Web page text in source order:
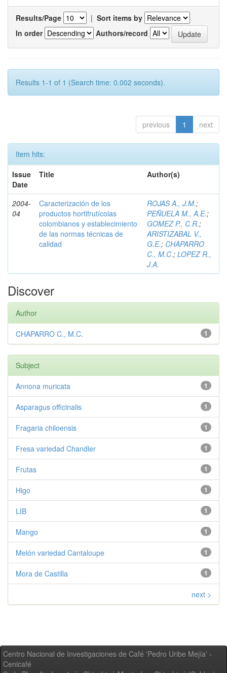
Results/Page | Sort items by
In order
Authors/record
Results 1-1 of 1 (Search time: 0.002 seconds).
previous 1 next
Item hits:
Issue
Date
Title Author(s)
2004-
04
Caracterización de los
productos hortifrutícolas
colombianos y establecimiento
de las normas técnicas de
calidad
ROJAS A., J.M.;
PEÑUELA M., A.E.;
GOMEZ P., C.R.;
ARISTIZABAL V.,
G.E.; CHAPARRO
C., M.C.; LOPEZ R.,
J.A.
Discover
Author
1
CHAPARRO C., M.C.
Subject
1
Annona muricata
1
Asparagus officinalis
1
Fragaria chiloensis
1
Fresa variedad Chandler
1
Frutas
1
Higo
1
LIB
1
Mango
1
Melón variedad Cantaloupe
1
Mora de Castilla
next >
Centro Nacional de Investigaciones de Café 'Pedro Uribe Mejía' -
Cenicafé